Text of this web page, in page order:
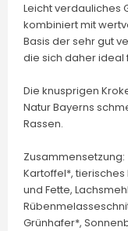
Leicht verdauliches
kombiniert mit
Basis der sehr gut
die sich daher ideal
Die knusprigen
Natur Bayerns
Rassen.
Zusammensetzung:
Kartoffel*,
und Fette,
Grünhafer*,